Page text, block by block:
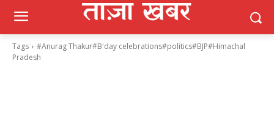
Tags
#Anurag Thakur#B'day celebrations#politics#BJP#Himachal
Pradesh